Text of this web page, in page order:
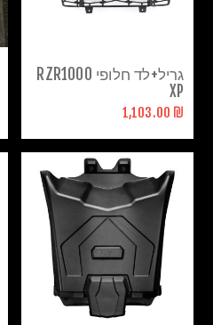
גריל+לד חלופי RZR1000
XP
₪ 1,103.00